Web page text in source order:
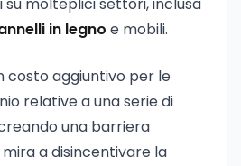
in legno e mobili.
costo aggiuntivo per le
relative a una serie di
una barriera
a disincentivare la